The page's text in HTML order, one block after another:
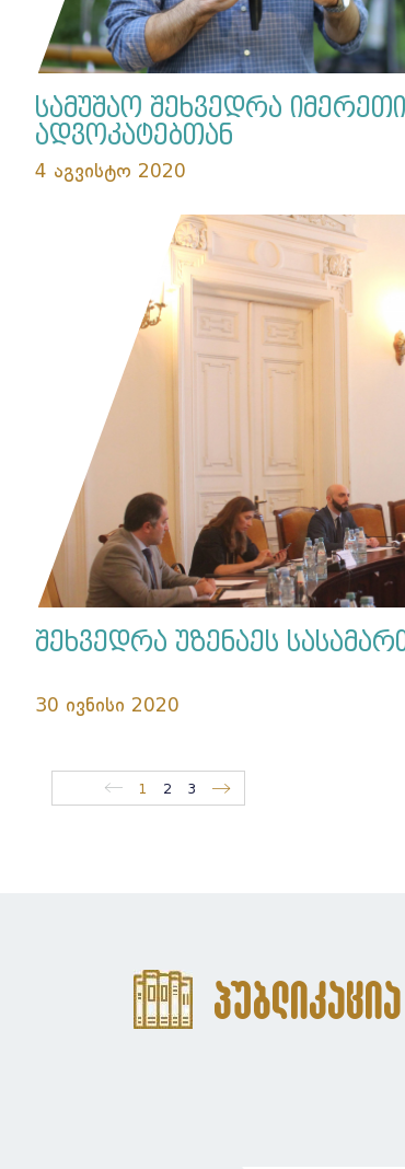
სამუშაო შეხვედრა
ადვოკატებთან
4 აგვისტო 2020
შეხვედრა უზენაეს
30 ივნისი 2020
1 2 3
პუბლიკაცია